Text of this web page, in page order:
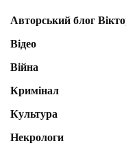
Авторський блог
Відео
Війна
Кримінал
Культура
Некрологи